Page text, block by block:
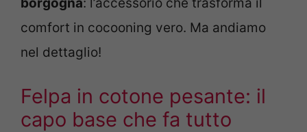
comfort in cocooning vero. Ma andiamo
nel dettaglio!
Felpa in cotone pesante: il
capo base che fa tutto